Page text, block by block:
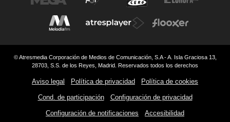
© Atresmedia Corporación de Medios de Comunicación, S.A - A. Isla Graciosa 13,
28703, S.S. de los Reyes, Madrid. Reservados todos los derechos
Aviso legal Política de privacidad Política de cookies
Cond. de participación Configuración de privacidad
Configuración de notificaciones Accesibilidad